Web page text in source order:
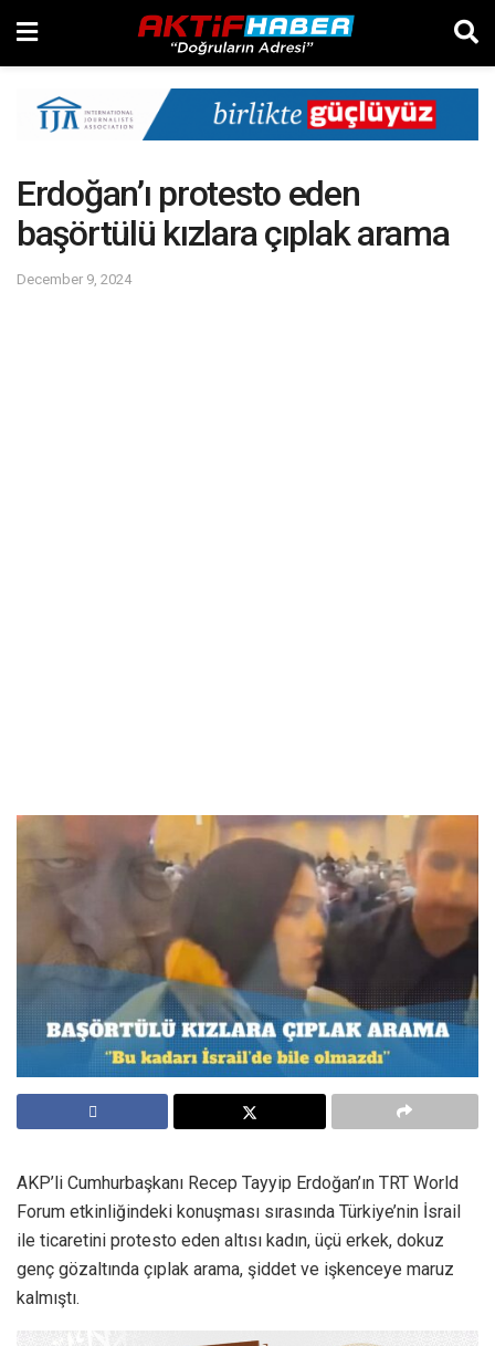
Erdoğan’ı protesto eden
başörtülü kızlara çıplak arama
December 9, 2024
AKP’li Cumhurbaşkanı Recep Tayyip Erdoğan’ın TRT World
Forum etkinliğindeki konuşması sırasında Türkiye’nin İsrail
ile ticaretini protesto eden altısı kadın, üçü erkek, dokuz
genç gözaltında çıplak arama, şiddet ve işkenceye maruz
kalmıştı.